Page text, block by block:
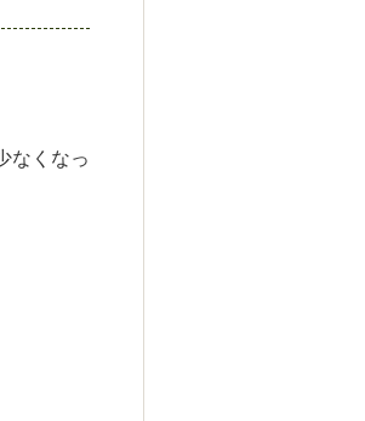
なくなっ